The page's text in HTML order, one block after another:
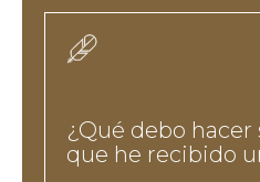
a
a-
taxonomy-
term-
¿Qué debo hacer
que he recibido